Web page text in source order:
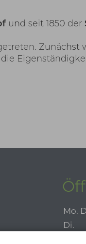
und seit 1850 der
Zunächst
Mo.
Di.